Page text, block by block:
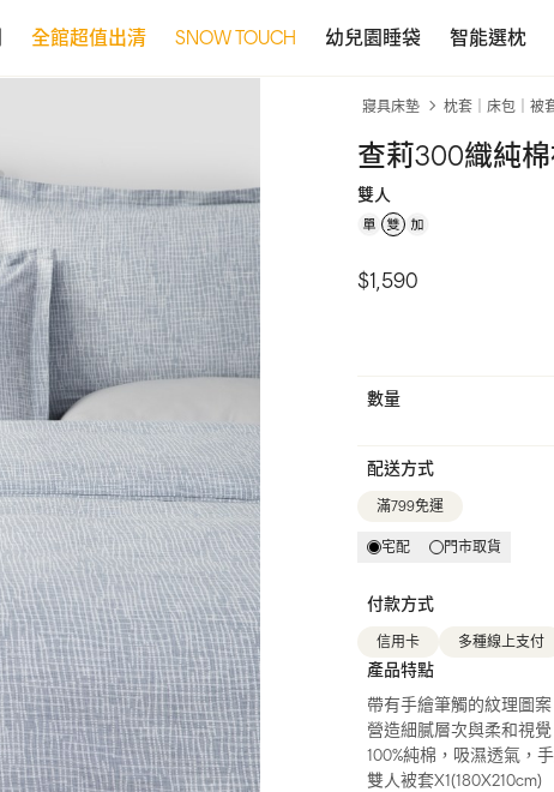
全館超值出清 SNOW TOUCH 幼兒園睡袋 智能選枕
寢具床墊 枕套｜床包｜被
查莉300織純
雙人
$1,590
數量
配送方式
滿799免運
宅配 門市取貨
付款方式
信用卡 多種線上支付
產品特點
帶有手繪筆觸的紋理圖
營造細膩層次與柔和視
100%純棉，吸濕透氣，
雙人被套X1(180X210cm)